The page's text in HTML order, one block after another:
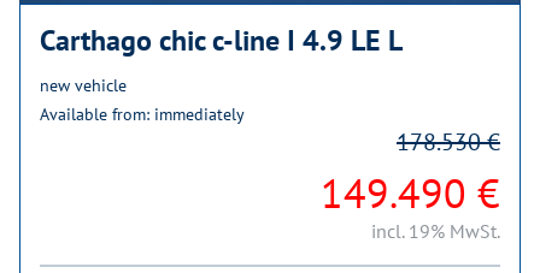
Carthago chic c-line I 4.9 LE L
new vehicle
Available from: immediately
149.490 €
178.530 €
incl. 19% MwSt.